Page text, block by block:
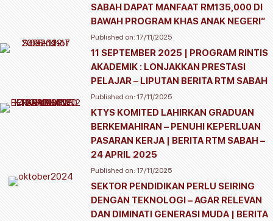
SABAH DAPAT MANFAAT RM135,000 DI
BAWAH PROGRAM KHAS ANAK NEGERI”
Published on:17/11/2025
11 SEPTEMBER 2025 | PROGRAM RINTIS
AKADEMIK : LONJAKKAN PRESTASI
PELAJAR – LIPUTAN BERITA RTM SABAH
Published on:17/11/2025
KTYS KOMITED LAHIRKAN GRADUAN
BERKEMAHIRAN – PENUHI KEPERLUAN
PASARAN KERJA | BERITA RTM SABAH –
24 APRIL 2025
Published on:17/11/2025
SEKTOR PENDIDIKAN PERLU SEIRING
DENGAN TEKNOLOGI – AGAR RELEVAN
DAN DIMINATI GENERASI MUDA | BERITA